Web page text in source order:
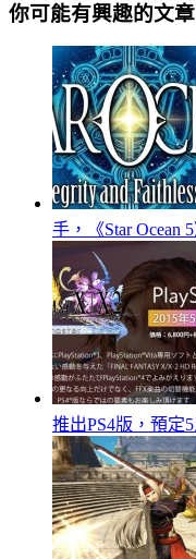
你可能有興趣的文
手，《Star Ocean
推出PS4版，預定5